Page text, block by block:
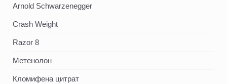
Arnold Schwarzenegger
Crash Weight
Razor 8
Метенолон
Кломифена цитрат